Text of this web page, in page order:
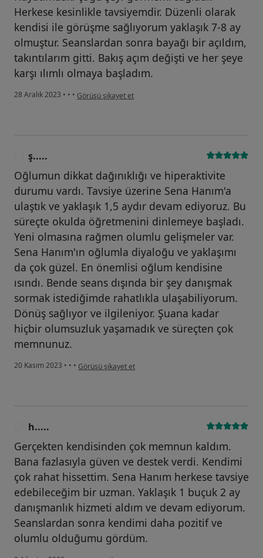
Herkese kesinlikle tavsiyemdir. Düzenli olarak
kendisi ile görüşme sağlıyorum yaklaşık 7-8 ay
olmuştur. Seanslardan sonra bayağı bir açıldım,
takıntılarım gitti. Bakış açım değişti ve her şeye
karşı ılımlı olmaya başladım.
28 Aralık 2023 • • • kullanıcının görüşüne göre h.....
Görüşü şikayet et
ş.....
Oğlumun dikkat dağınıklığı ve hiperaktivite
durumu vardı. Tavsiye üzerine Sena Hanım'a
ulaştık ve yaklaşık 1,5 aydır devam ediyoruz. Bu
süreçte okulda öğretmenini dinlemeye başladı.
Yeni olmasına rağmen olumlu gelişmeler var.
Sena Hanım'ın oğlumla diyaloğu ve yaklaşımı
da çok güzel. En önemlisi oğlum kendisine
ısındı. Bende seans dışında bir şey danışmak
sormak istediğimde rahatlıkla ulaşabiliyorum.
Dönüş sağlıyor ve ilgileniyor. Şuana kadar
hiçbir olumsuzluk yaşamadık ve süreçten çok
memnunuz.
20 Kasım 2023 • • • kullanıcının görüşüne göre ş.....
Görüşü şikayet et
h.....
Gerçekten kendisinden çok memnun kaldım.
Bana fazlasıyla güven ve destek verdi. Kendimi
çok rahat hissettim. Sena Hanım herkese tavsiye
edebileceğim bir uzman. Yaklaşık 1 buçuk 2 ay
danışmanlık hizmeti aldım ve devam ediyorum.
Seanslardan sonra kendimi daha pozitif ve
olumlu olduğumu gördüm.